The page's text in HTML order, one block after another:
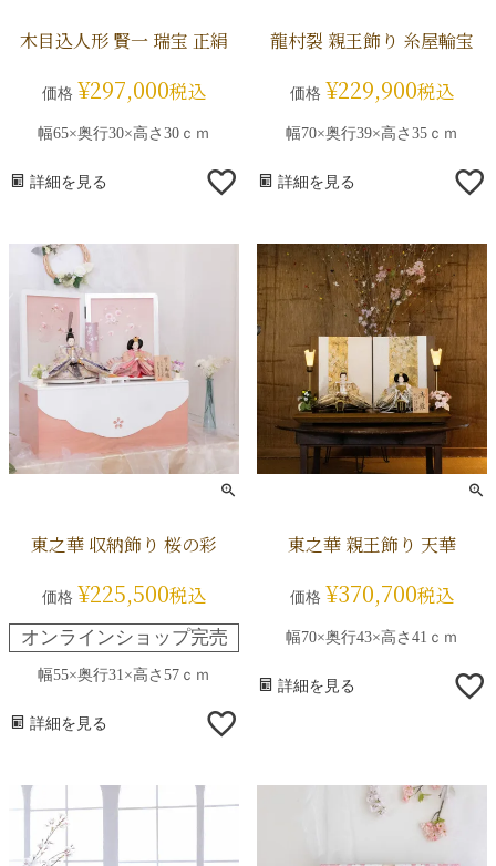
木目込人形 賢一 瑞宝 正絹
価格 ¥297,000税込
幅65×奥行30×高さ30ｃｍ
詳細を見る
龍村裂 親王飾り 糸屋輪宝
価格 ¥229,900税込
幅70×奥行39×高さ35ｃｍ
詳細を見る
東之華 収納飾り 桜の彩
価格 ¥225,500税込
オンラインショップ完売
幅55×奥行31×高さ57ｃｍ
詳細を見る
東之華 親王飾り 天華
価格 ¥370,700税込
幅70×奥行43×高さ41ｃｍ
詳細を見る